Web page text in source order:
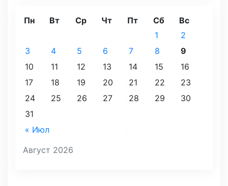
Август 2026
Пн Вт Ср Чт Пт Сб Вс
« Июл
1
2
3
4 5 6 7 8
9
10
11 12 13 14 15
16
17
18 19 20 21 22
23
24
25 26 27 28 29
30
31